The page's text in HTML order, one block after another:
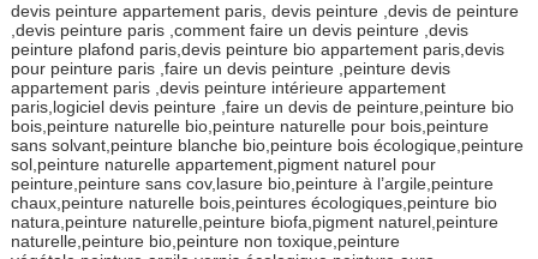
devis peinture appartement paris, devis peinture ,devis de peinture
,devis peinture paris ,comment faire un devis peinture ,devis
peinture plafond paris,devis peinture bio appartement paris,devis
pour peinture paris ,faire un devis peinture ,peinture devis
appartement paris ,devis peinture intérieure appartement
paris,logiciel devis peinture ,faire un devis de peinture,peinture bio
bois,peinture naturelle bio,peinture naturelle pour bois,peinture
sans solvant,peinture blanche bio,peinture bois écologique,peinture
sol,peinture naturelle appartement,pigment naturel pour
peinture,peinture sans cov,lasure bio,peinture à l’argile,peinture
chaux,peinture naturelle bois,peintures écologiques,peinture bio
natura,peinture naturelle,peinture biofa,pigment naturel,peinture
naturelle,peinture bio,peinture non toxique,peinture